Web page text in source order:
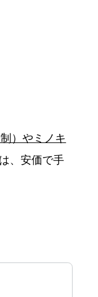
）やミノキ
、安価で手